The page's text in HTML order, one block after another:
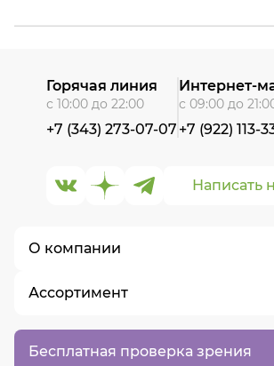
Бесплатная проверка зрения
О компании
О нас
Контакты
Вакансии
Ассортимент
Написать
Горячая линия
с 10:00 до 22:00
+7 (343) 273-07-07
Интернет-
с 09:00 до
+7 (922) 113-